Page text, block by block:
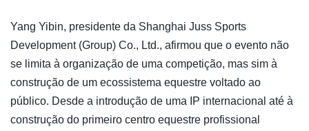
Yang Yibin, presidente da Shanghai Juss Sports
Development (Group) Co., Ltd., afirmou que o evento não
se limita à organização de uma competição, mas sim à
construção de um ecossistema equestre voltado ao
público. Desde a introdução de uma IP internacional até à
construção do primeiro centro equestre profissional